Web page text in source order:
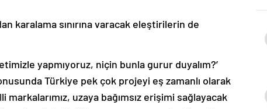
karalama sınırına varacak eleştirilerin de
yapmıyoruz, niçin bunla gurur duyalım?’
Türkiye pek çok projeyi eş zamanlı olarak
uzaya bağımsız erişimi sağlayacak